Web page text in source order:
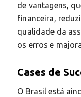
de vantagens,
financeira,
qualidade da
os erros e
Cases de
O Brasil está